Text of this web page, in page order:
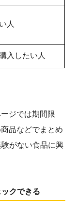
人
入したい人
ジでは期間限
品などでまとめ
がない食品に興
クできる